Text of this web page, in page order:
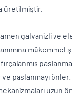
üretilmiştir.
galvanizli ve
mükemmel
paslanmayı önler.
uzun